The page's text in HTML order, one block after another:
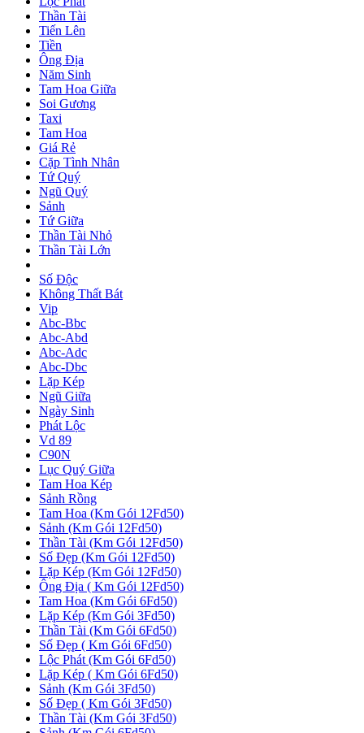
Thần Tài
Tiến Lên
Tiền
Ông Địa
Năm Sinh
Tam Hoa Giữa
Soi Gương
Taxi
Tam Hoa
Giá Rẻ
Cặp Tình Nhân
Tứ Quý
Ngũ Quý
Sảnh
Tứ Giữa
Thần Tài Nhỏ
Thần Tài Lớn
Số Độc
Không Thất Bát
Vip
Abc-Bbc
Abc-Abd
Abc-Adc
Abc-Dbc
Lặp Kép
Ngũ Giữa
Ngày Sinh
Phát Lộc
Vd 89
C90N
Lục Quý Giữa
Tam Hoa Kép
Sảnh Rồng
Tam Hoa (Km Gói 12Fd50)
Sảnh (Km Gói 12Fd50)
Thần Tài (Km Gói 12Fd50)
Số Đẹp (Km Gói 12Fd50)
Lặp Kép (Km Gói 12Fd50)
Ông Địa ( Km Gói 12Fd50)
Tam Hoa (Km Gói 6Fd50)
Lặp Kép (Km Gói 3Fd50)
Thần Tài (Km Gói 6Fd50)
Số Đẹp ( Km Gói 6Fd50)
Lộc Phát (Km Gói 6Fd50)
Lặp Kép ( Km Gói 6Fd50)
Sảnh (Km Gói 3Fd50)
Số Đẹp ( Km Gói 3Fd50)
Thần Tài (Km Gói 3Fd50)